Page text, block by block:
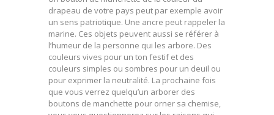
drapeau de votre pays peut par exemple avoir
un sens patriotique. Une ancre peut rappeler la
marine. Ces objets peuvent aussi se référer à
l’humeur de la personne qui les arbore. Des
couleurs vives pour un ton festif et des
couleurs simples ou sombres pour un deuil ou
pour exprimer la neutralité. La prochaine fois
que vous verrez quelqu’un arborer des
boutons de manchette pour orner sa chemise,